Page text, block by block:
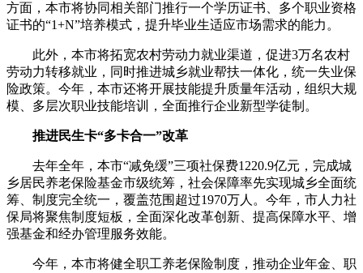
方面，本市将协同相关部门推行一个学历证书、多个职业资格
证书的“1+N”培养模式，提升毕业生适应市场需求的能力。
此外，本市将拓宽农村劳动力就业渠道，促进3万名农村
劳动力转移就业，同时推进城乡就业帮扶一体化，统一失业保
险政策。今年，本市还将开展技能提升质量年活动，组织大规
模、多层次职业技能培训，全面推行企业新型学徒制。
推进民生卡“多卡合一”改革
去年全年，本市“减免缓”三项社保费1220.9亿元，完成城
乡居民养老保险基金市级统筹，社会保障率先实现城乡全面统
筹、制度完全统一，覆盖范围超过1970万人。今年，市人力社
保局将聚焦制度短板，全面深化改革创新、提高保障水平、增
强基金和经办管理服务效能。
今年，本市将健全职工养老保险制度，推动企业年金、职